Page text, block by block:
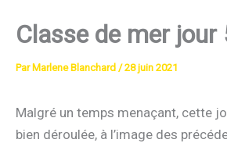
Classe de mer jour
Par Marlene Blanchard /28 juin 2021
Malgré un temps menaçant, cette
bien déroulée, à l’image des